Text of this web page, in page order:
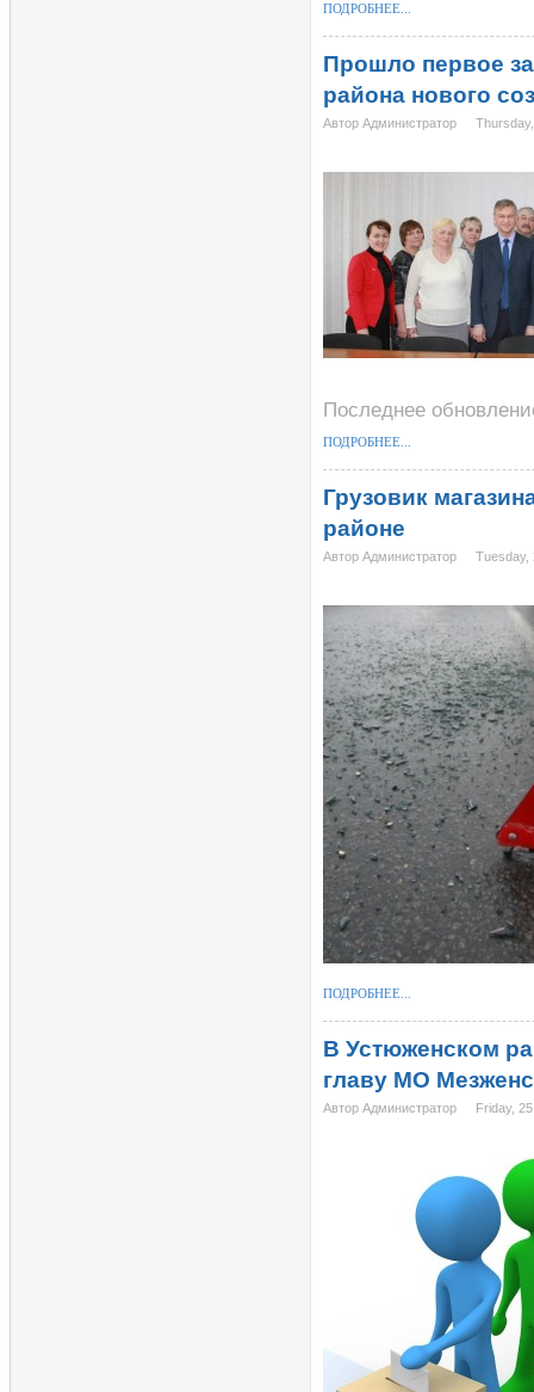
ПОДРОБНЕЕ...
Прошло первое
района нового
Автор Администратор
Последнее
ПОДРОБНЕЕ...
Грузовик
районе
Автор Администратор Tuesday,
ПОДРОБНЕЕ...
В Устюженском
главу МО
Автор Администратор Friday,